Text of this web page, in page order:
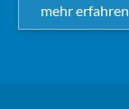
mehr erfahren